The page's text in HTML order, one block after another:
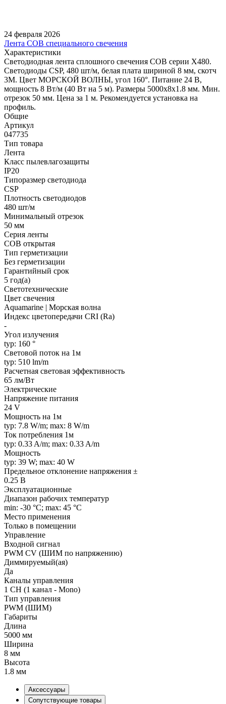
24 февраля 2026
Лента COB специального свечения
Характеристики
Светодиодная лента сплошного свечения COB серии X480.
Светодиоды CSP, 480 шт/м, белая плата шириной 8 мм, скотч
3M. Цвет МОРСКОЙ ВОЛНЫ, угол 160°. Питание 24 В,
мощность 8 Вт/м (40 Вт на 5 м). Размеры 5000х8х1.8 мм. Мин.
отрезок 50 мм. Цена за 1 м. Рекомендуется установка на
профиль.
Общие
Артикул
047735
Тип товара
Лента
Класс пылевлагозащиты
IP20
Типоразмер светодиода
CSP
Плотность светодиодов
480 шт/м
Минимальный отрезок
50 мм
Серия ленты
COB открытая
Тип герметизации
Без герметизации
Гарантийный срок
5 год(а)
Светотехнические
Цвет свечения
Aquamarine | Морская волна
Индекс цветопередачи CRI (Ra)
-
Угол излучения
typ: 160 °
Световой поток на 1м
typ: 510 lm/m
Расчетная световая эффективность
65 лм/Вт
Электрические
Напряжение питания
24 V
Мощность на 1м
typ: 7.8 W/m; max: 8 W/m
Ток потребления 1м
typ: 0.33 A/m; max: 0.33 A/m
Мощность
typ: 39 W; max: 40 W
Предельное отклонение напряжения ±
0.25 В
Эксплуатационные
Диапазон рабочих температур
min: -30 °C; max: 45 °C
Место применения
Только в помещении
Управление
Входной сигнал
PWM СV (ШИМ по напряжению)
Диммируемый(ая)
Да
Каналы управления
1 CH (1 канал - Mono)
Тип управления
PWM (ШИМ)
Габариты
Длина
5000 мм
Ширина
8 мм
Высота
1.8 мм
Аксессуары
Сопутствующие товары